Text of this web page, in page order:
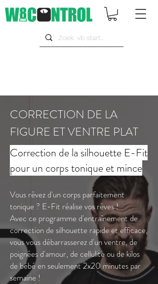
CORRECTION DE LA
FIGURE ET VENTRE PLAT
Correction de la silhouette E-Fit
pour un corps tonique et mince
Vous rêvez d'un corps parfaitement
tonique ? E-Fit réalise vos rêves !
Avec ce programme d'entraînement de
correction de silhouette rapide et efficace,
vous vous débarrasserez d'un ventre, de
poignées d'amour, de cellulite ou de kilos
de bébé en seulement 2x20 minutes par
semaine !